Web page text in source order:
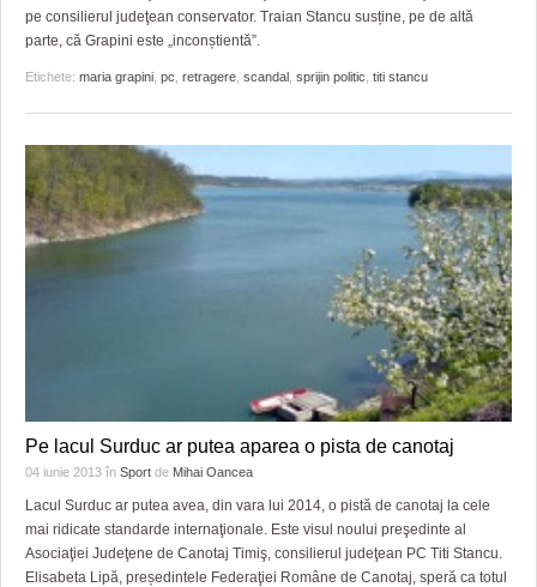
pe consilierul judeţean conservator. Traian Stancu susține, pe de altă
parte, că Grapini este „inconștientă”.
Etichete: maria grapini pc retragere scandal sprijin politic titi stancu
Pe lacul Surduc ar putea aparea o pista de canotaj
04 iunie 2013 în Sport de Mihai Oancea
Lacul Surduc ar putea avea, din vara lui 2014, o pistă de canotaj la cele
mai ridicate standarde internaţionale. Este visul noului preşedinte al
Asociaţiei Judeţene de Canotaj Timiş, consilierul judeţean PC Titi Stancu.
Elisabeta Lipă, președintele Federaţiei Române de Canotaj, speră ca totul